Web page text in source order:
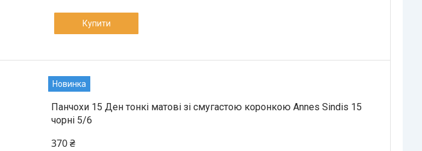
Купити
Новинка
Панчохи 15 Ден тонкі матові зі смугастою коронкою Annes Sindis 15
чорні 5/6
370 ₴